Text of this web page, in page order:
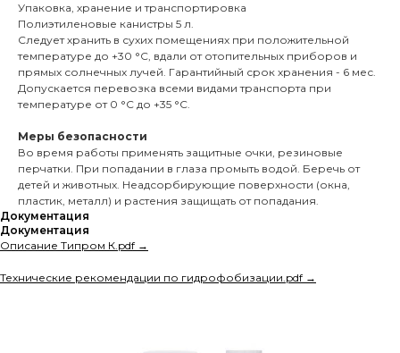
Упаковка, хранение и транспортировка
Полиэтиленовые канистры 5 л.
Следует хранить в сухих помещениях при положительной
температуре до +30 °С, вдали от отопительных приборов и
прямых солнечных лучей. Гарантийный срок хранения - 6 мес.
Допускается перевозка всеми видами транспорта при
температуре от 0 °С до +35 °С.
Меры безопасности
Во время работы применять защитные очки, резиновые
перчатки. При попадании в глаза промыть водой. Беречь от
детей и животных. Неадсорбирующие поверхности (окна,
пластик, металл) и растения защищать от попадания.
Документация
Документация
Описание Типром К.pdf →
Технические рекомендации по гидрофобизации.pdf →